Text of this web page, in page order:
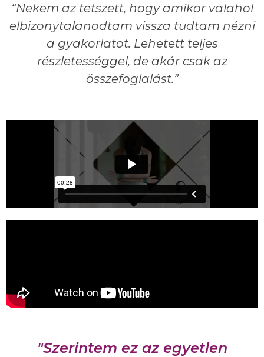
“Nekem az tetszett, hogy amikor valahol
elbizonytalanodtam vissza tudtam nézni
a gyakorlatot. Lehetett teljes
részletességgel, de akár csak az
összefoglalást.”
"Szerintem ez az egyetlen